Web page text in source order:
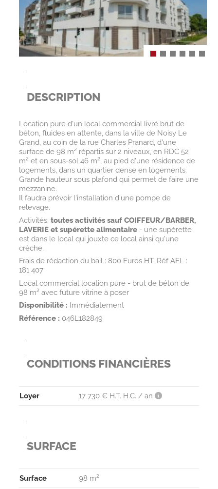
DESCRIPTION
Location pure d'un local commercial livré brut de
béton, fluides en attente, dans la ville de Noisy Le
Grand, au coin de la rue Charles Pranard, d'une
surface de 98 m² répartis sur 2 niveaux, en RDC 52
m² et en sous-sol 46 m², au pied d'une résidence de
logements, dans un quartier dense en logements.
Grande hauteur sous plafond qui permet de faire une
mezzanine.
Il faudra prévoir l'installation d'une pompe de
relevage.
Activités: toutes activités sauf COIFFEUR/BARBER,
LAVERIE et supérette alimentaire- une supérette
est dans le local qui jouxte ce local ainsi qu'une
crèche.
Frais de rédaction du bail : 800 Euros HT. Réf AEL :
181 407
Local commercial location pure - brut de béton de
98 m² avec future vitrine à poser
Disponibilité : Immédiatement
Référence : 046L182849
CONDITIONS FINANCIÈRES
Loyer 17 730 € H.T. H.C. / an
SURFACE
Surface 98 m²